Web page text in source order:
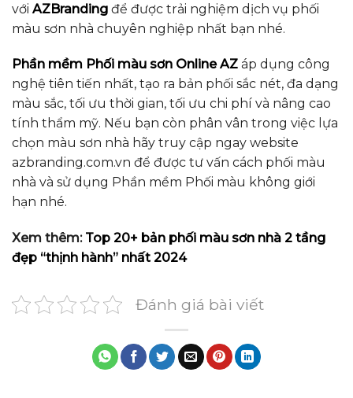
với AZBranding để được trải nghiệm dịch vụ phối
màu sơn nhà chuyên nghiệp nhất bạn nhé.
Phần mềm Phối màu sơn Online AZ áp dụng công
nghệ tiên tiến nhất, tạo ra bản phối sắc nét, đa dạng
màu sắc, tối ưu thời gian, tối ưu chi phí và nâng cao
tính thẩm mỹ. Nếu bạn còn phân vân trong việc lựa
chọn màu sơn nhà hãy truy cập ngay website
azbranding.com.vn để được tư vấn cách phối màu
nhà và sử dụng Phần mềm Phối màu không giới
hạn nhé.
Xem thêm: Top 20+ bản phối màu sơn nhà 2 tầng
đẹp “thịnh hành” nhất 2024
Đánh giá bài viết